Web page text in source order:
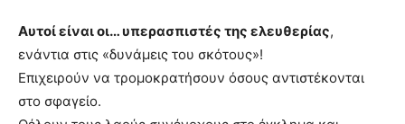
Αυτοί είναι οι… υπερασπιστές της ελευθερίας,
ενάντια στις «δυνάμεις του σκότους»!
Επιχειρούν να τρομοκρατήσουν όσους αντιστέκονται
στο σφαγείο.